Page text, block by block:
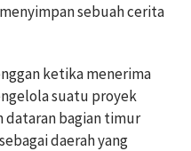
sebuah cerita
ketika menerima
suatu proyek
dataran bagian timur
daerah yang